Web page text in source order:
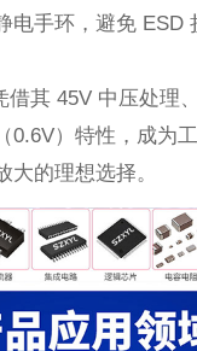
电手环，避免 ESD
借其 45V 中压处理
0.6V）特性，成为工
大的理想选择。